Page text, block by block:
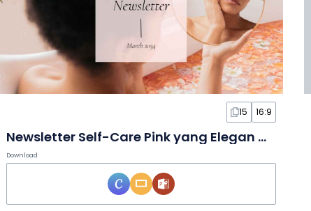
15 16:9
Newsletter Self-Care Pink yang Elegan Minimalis dalam Slide
Download